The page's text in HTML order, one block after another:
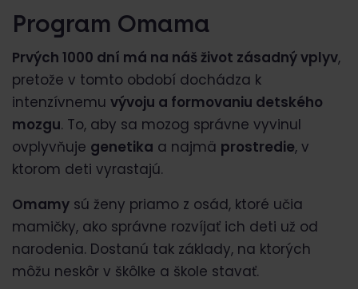
Program Omama
Prvých 1000 dní má na náš život zásadný vplyv,
pretože v tomto období dochádza k
intenzívnemu vývoju a formovaniu detského
mozgu. To, aby sa mozog správne vyvinul
ovplyvňuje genetika a najmä prostredie, v
ktorom deti vyrastajú.
Omamy sú ženy priamo z osád, ktoré učia
mamičky, ako správne rozvíjať ich deti už od
narodenia. Dostanú tak základy, na ktorých
môžu neskôr v škôlke a škole stavať.